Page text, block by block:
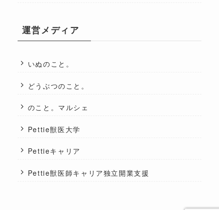
運営メディア
いぬのこと。
どうぶつのこと。
のこと。マルシェ
Pettie獣医大学
Pettieキャリア
Pettie獣医師キャリア独立開業支援